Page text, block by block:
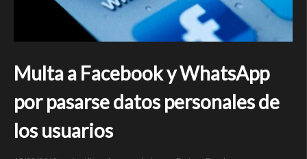
Multa a Facebook y WhatsApp
por pasarse datos personales de
los usuarios